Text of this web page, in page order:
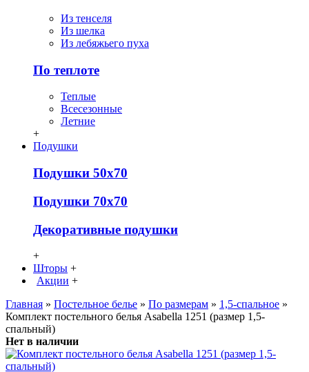
Из тенселя
Из шелка
Из лебяжьего пуха
По теплоте
Теплые
Всесезонные
Летние
+
Подушки
Подушки 50х70
Подушки 70х70
Декоративные подушки
+
Шторы +
Акции +
Главная » Постельное белье » По размерам » 1,5-спальное »
Комплект постельного белья Asabella 1251 (размер 1,5-
спальный)
Нет в наличии